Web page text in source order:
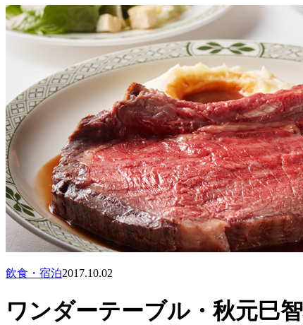
飲食・宿泊2017.10.02
ワンダーテーブル・秋元巳